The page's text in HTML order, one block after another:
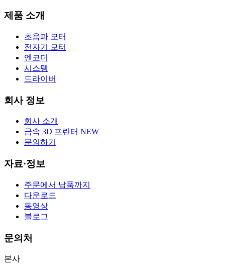
제품 소개
초음파 모터
전자기 모터
엔코더
시스템
드라이버
회사 정보
회사 소개
금속 3D 프린터 NEW
문의하기
자료·정보
주문에서 납품까지
다운로드
동영상
블로그
문의처
본사